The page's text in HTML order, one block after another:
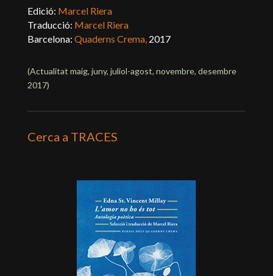
Edició: Marcel Riera
Traducció: Marcel Riera
Barcelona: Quaderns Crema, 2017
(Actualitat maig, juny, juliol-agost, novembre, desembre
2017)
Cerca a TRACES